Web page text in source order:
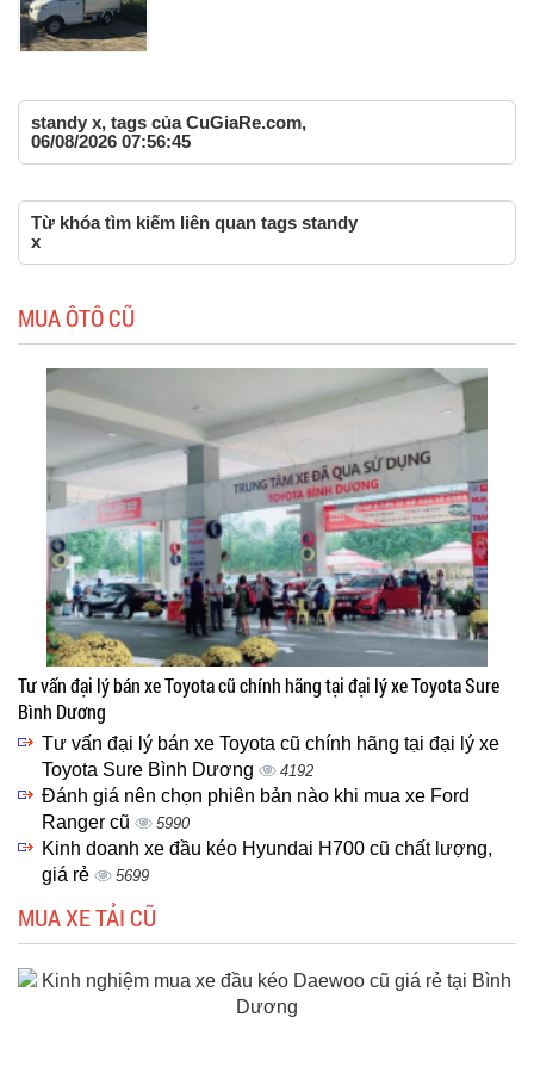
standy x, tags của CuGiaRe.com,
06/08/2026 07:56:45
Từ khóa tìm kiếm liên quan tags standy
x
MUA ÔTÔ CŨ
Tư vấn đại lý bán xe Toyota cũ chính hãng tại đại lý xe Toyota Sure
Bình Dương
Tư vấn đại lý bán xe Toyota cũ chính hãng tại đại lý xe
Toyota Sure Bình Dương
4192
Đánh giá nên chọn phiên bản nào khi mua xe Ford
Ranger cũ
5990
Kinh doanh xe đầu kéo Hyundai H700 cũ chất lượng,
giá rẻ
5699
MUA XE TẢI CŨ